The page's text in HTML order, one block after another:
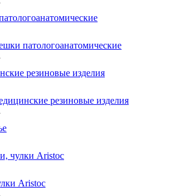
патологоанатомические
резиновые изделия
резиновые изделия
чулки Aristoc
Aristoc